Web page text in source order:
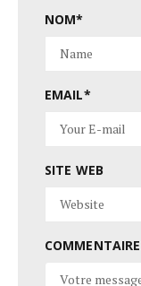
NOM*
EMAIL*
SITE WEB
COMMENTAIRE